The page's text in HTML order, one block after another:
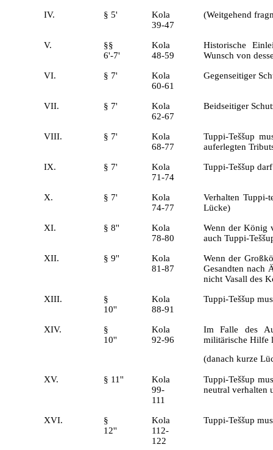
IV. § 5'
Kola
39-47
(Weitgehend
V.
§§
6'-7'
Kola
48-59
Historische
Wunsch von
VI. § 7'
Kola
60-61
Gegenseitiger
VII. § 7'
Kola
62-67
Beidseitiger
VIII. § 7'
Kola
68-77
Tuppi-Teššup
auferlegten
IX. § 7'
Kola
71-74
Tuppi-Teššup
X. § 7'
Kola
74-77
Verhalten Tuppi-
Lücke)
XI. § 8''
Kola
78-80
Wenn der König
auch Tuppi-
XII. § 9''
Kola
81-87
Wenn der
Gesandten nach
nicht Vasall des
XIII.
§
10''
Kola
88-91
Tuppi-Teššup
XIV.
§
10''
Kola
92-96
Im Falle des
militärische Hilfe
(danach kurze
XV. § 11''
Kola
99-
111
Tuppi-Teššup
neutral verhalten
XVI.
§
12''
Kola
112-
122
Tuppi-Teššup